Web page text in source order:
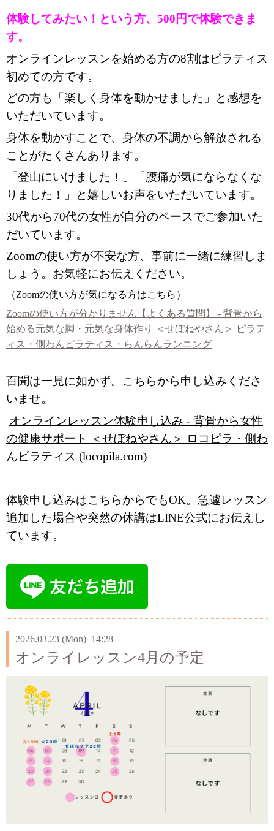
体験してみたい！という方、500円で体験できま
す。
オンラインレッスンを始める方の8割はピラティス
初めての方です。
どの方も「楽しく身体を動かせました」と感想を
いただいています。
身体を動かすことで、身体の不調から解放される
ことがたくさんあります。
「登山にいけました！」「腰痛が気にならなくな
りました！」と嬉しいお声をいただいています。
30代から70代の女性が自分のペースでご参加いた
だいています。
Zoomの使い方が不安な方、事前に一緒に練習しま
しょう。お気軽にお伝えください。
（Zoomの使い方が気になる方はこちら）
Zoomの使い方が分かりません【よくある質問】 - 背骨から
始める元気な脚・元気な身体作り ＜せぼねやさん＞ ピラテ
ィス・側わんピラティス・らんらんランニング
百聞は一見に如かず。こちらから申し込みくださ
いませ。
オンラインレッスン体験申し込み - 背骨から女性
の健康サポート ＜せぼねやさん＞ ロコピラ・側わ
んピラティス (locopila.com)
体験申し込みはこちらからでもOK。急遽レッスン
追加した場合や突然の休講はLINE公式にお伝えし
ています。
2026.03.23 (Mon) 14:28
オンライレッスン4月の予定